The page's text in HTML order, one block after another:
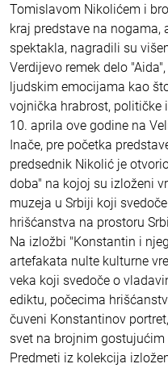
Tomislavom Nikolićem i
kraj predstave na nogama,
spektakla, nagradili su
Verdijevo remek delo
ljudskim emocijama kao
vojnička hrabrost, političke
10. aprila ove godine na
Inače, pre početka
predsednik Nikolić je
doba" na kojoj su izloženi
muzeja u Srbiji koji
hrišćanstva na prostoru
Na izložbi "Konstantin i
artefakata nulte kulturne
veka koji svedoče o
ediktu, počecima
čuveni Konstantinov
svet na brojnim gostujućim
Predmeti iz kolekcija